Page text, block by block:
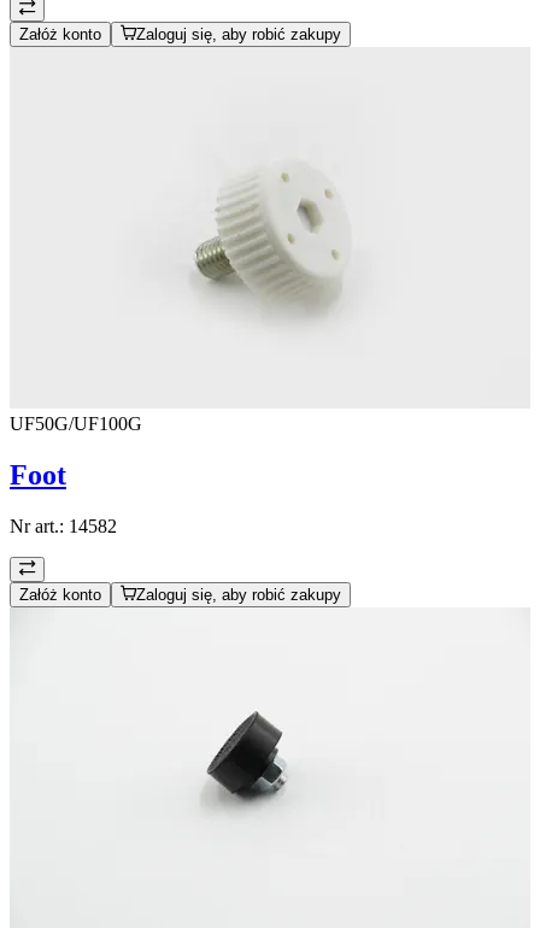
Załóż konto Zaloguj się, aby robić zakupy
UF50G/UF100G
Foot
Nr art.: 14582
Załóż konto Zaloguj się, aby robić zakupy